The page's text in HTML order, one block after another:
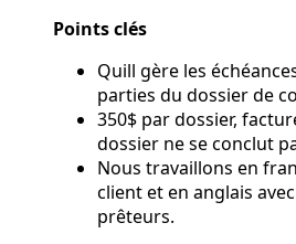
Points clés
Quill gère les
parties du dossier de
350$ par dossier,
dossier ne se conclut
Nous travaillons en
client et en anglais
prêteurs.